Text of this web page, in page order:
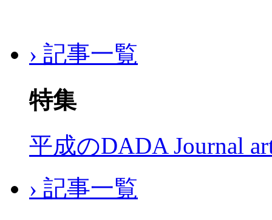
› 記事一覧
特集
平成のDADA Journal
› 記事一覧